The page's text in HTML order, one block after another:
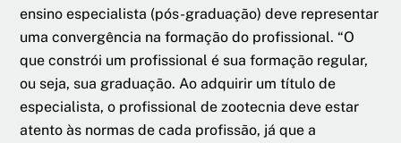
ensino especialista (pós-graduação) deve representar
uma convergência na formação do profissional. “O
que constrói um profissional é sua formação regular,
ou seja, sua graduação. Ao adquirir um título de
especialista, o profissional de zootecnia deve estar
atento às normas de cada profissão, já que a